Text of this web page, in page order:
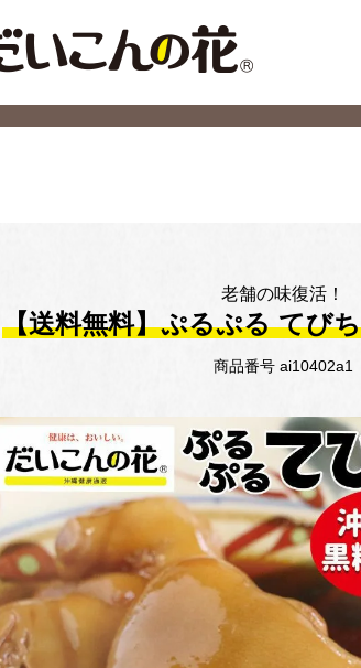
老舗の味復活！
【送料無料】ぷるぷる てび
商品番号 ai10402a1